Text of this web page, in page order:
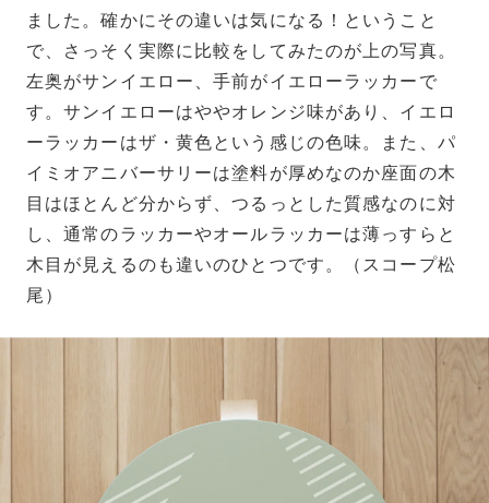
ました。確かにその違いは気になる！ということ
で、さっそく実際に比較をしてみたのが上の写真。
左奥がサンイエロー、手前がイエローラッカーで
す。サンイエローはややオレンジ味があり、イエロ
ーラッカーはザ・黄色という感じの色味。また、パ
イミオアニバーサリーは塗料が厚めなのか座面の木
目はほとんど分からず、つるっとした質感なのに対
し、通常のラッカーやオールラッカーは薄っすらと
木目が見えるのも違いのひとつです。（スコープ松
尾）